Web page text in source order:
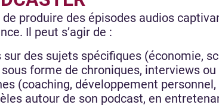
produire des épisodes audios
Il peut s’agir de :
des sujets spécifiques (économie,
forme de chroniques, interviews
(coaching, développement
autour de son podcast, en